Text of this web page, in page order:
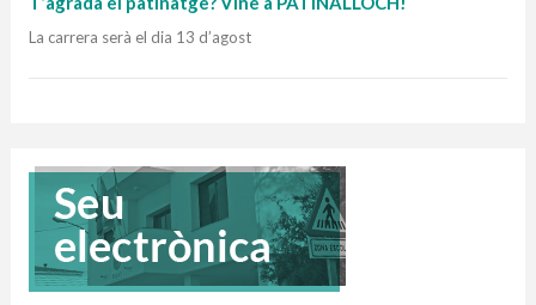
La carrera serà el dia 13 d’agost